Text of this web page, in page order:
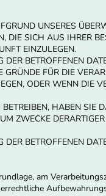
UNSERES
DIE SICH AUS IHRER
EINZULEGEN.
BETROFFENEN
FÜR DIE
ODER WENN DIE
HABEN SIE
ZWECKE
BETROFFENEN
am